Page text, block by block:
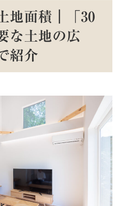
地面積｜「30
な土地の広
紹介